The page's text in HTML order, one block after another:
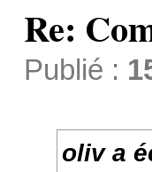
Re:
Publié :
oliv a